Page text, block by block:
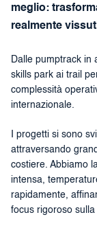
meglio:
realmente
Dalle pumptrack in
skills park ai trail
complessità
internazionale.
I progetti si sono
attraversando
costiere. Abbiamo
intensa,
rapidamente,
focus rigoroso sulla